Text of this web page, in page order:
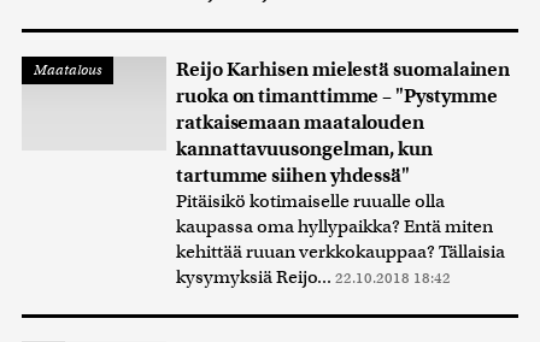
Maatalous
Reijo Karhisen mielestä suomalainen
ruoka on timanttimme – "Pystymme
ratkaisemaan maatalouden
kannattavuusongelman, kun
tartumme siihen yhdessä"
Pitäisikö kotimaiselle ruualle olla
kaupassa oma hyllypaikka? Entä miten
kehittää ruuan verkkokauppaa? Tällaisia
kysymyksiä Reijo... 22.10.2018 18:42